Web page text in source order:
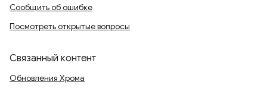
Сообщить об ошибке
Посмотреть открытые вопросы
Связанный контент
Обновления Хрома